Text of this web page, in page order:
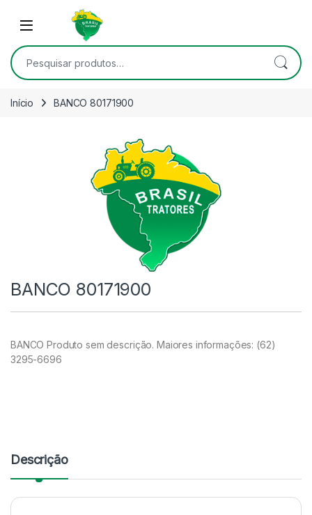
Skip to navigation
Open
Pesquisar por:
Início BANCO 80171900
BANCO 80171900
BANCO Produto sem descrição. Maiores informações: (62)
3295-6696
Descrição